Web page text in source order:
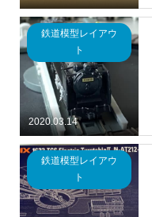
2020.03.14
鉄道模型レイアウ
ト
鉄道模型レイアウ
ト